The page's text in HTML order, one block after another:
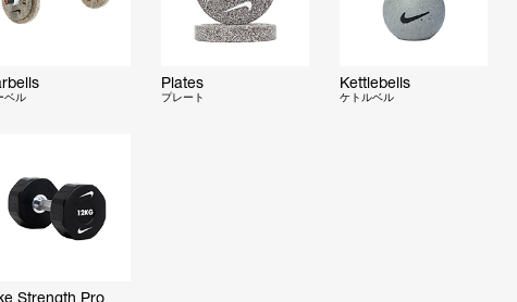
ベル
Plates
プレート
Kettlebells
ケトルベル
Strength Pro